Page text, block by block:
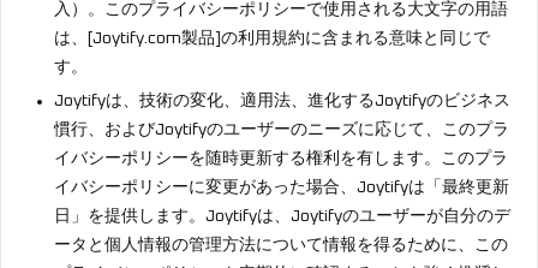
入）。このプライバシーポリシーで使用される大文字の用語
は、[Joytify.com製品]の利用規約に含まれる意味と同じで
す。
Joytifyは、技術の変化、適用法、進化するJoytifyのビジネス
慣行、およびJoytifyのユーザーのニーズに応じて、このプラ
イバシーポリシーを随時更新する権利を有します。このプラ
イバシーポリシーに変更があった場合、Joytifyは「最終更新
日」を提供します。Joytifyは、Joytifyのユーザーが自分のデ
ータと個人情報の管理方法について情報を得るために、この